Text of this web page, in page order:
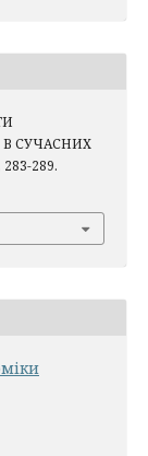
В СУЧАСНИХ
283-289.